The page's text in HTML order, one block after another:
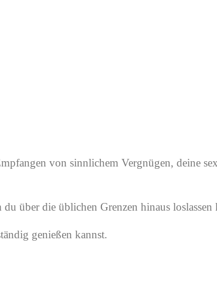
von sinnlichem Vergnügen, deine
über die üblichen Grenzen hinaus loslassen
genießen kannst.